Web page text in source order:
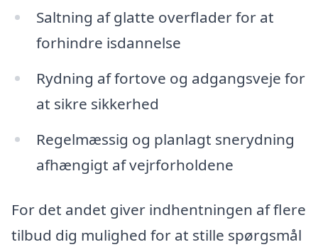
Saltning af glatte overflader for at
forhindre isdannelse
Rydning af fortove og adgangsveje for
at sikre sikkerhed
Regelmæssig og planlagt snerydning
afhængigt af vejrforholdene
For det andet giver indhentningen af flere
tilbud dig mulighed for at stille spørgsmål